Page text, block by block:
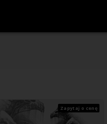
Zapytaj o cenę